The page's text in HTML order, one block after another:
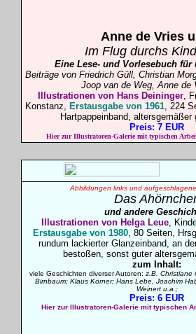
Anne de Vries
Im Flug durchs
Eine Lese- und Vorlesebuch für
Beiträge von Friedrich Güll, Christian
Joop van de Weg, Anne de
llustrationen von Hans Deininger,
Konstanz, Erstausgabe von 1961, 224
Hartpappeinband, altersgemäßer
Preis: 7 EUR
Hier zur Illustratoren-Galerie mit typischen
Abbildungen links und
Das
und andere
llustrationen von Helga Leue,
Erstausgabe von 1980, 80 Seiten,
rundum lackierter Glanzeinband, an
bestoßen, sonst guter
zum Inhalt:
viele Geschichten diverser Autoren: z.B. Christiane
Birnbaum; Klaus Körner; Hans Lebe, Joachim
Weinert u.a.;
Preis: 6 EUR
Hier zur Illustratoren-Galerie mit typischen